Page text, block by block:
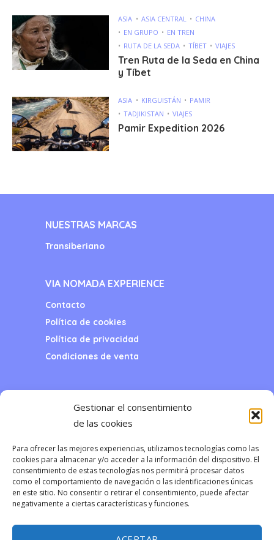
Gestionar el consentimiento
de las cookies
Para ofrecer las mejores experiencias, utilizamos tecnologías como las
cookies para almacenar y/o acceder a la información del dispositivo. El
consentimiento de estas tecnologías nos permitirá procesar datos
como el comportamiento de navegación o las identificaciones únicas
en este sitio. No consentir o retirar el consentimiento, puede afectar
negativamente a ciertas características y funciones.
ASIA ASIA CENTRAL
CHINA
EN GRUPO
EN TREN
RUTA DE LA SEDA
TÍBET VIAJES
Tren Ruta de la Seda en China
y Tíbet
ASIA KIRGUISTÁN
PAMIR
TADJIKISTAN
VIAJES
Pamir Expedition 2026
NUESTRAS MARCAS
Transiberiano
VIA NOMADA EXPERIENCE
Contacto
Política de cookies
Política de privacidad
Condiciones de venta
CONTACTO
08025, Barcelona. Spain
Tel: (+34) 93 436 65 02
WhatsApp: (+34) 638 10 94 03